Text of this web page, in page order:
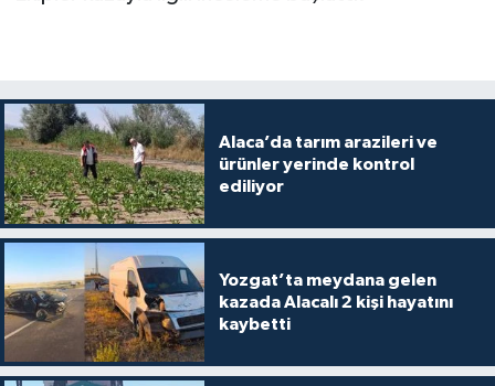
Alaca’da tarım arazileri ve
ürünler yerinde kontrol
ediliyor
Yozgat’ta meydana gelen
kazada Alacalı 2 kişi hayatını
kaybetti